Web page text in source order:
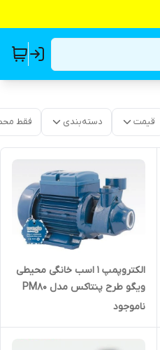
قیمت دسته‌بندی فقط
الکتروپمپ ۱ اسب خانگی محیطی
ویگو طرح پنتاکس مدل PM80
ناموجود